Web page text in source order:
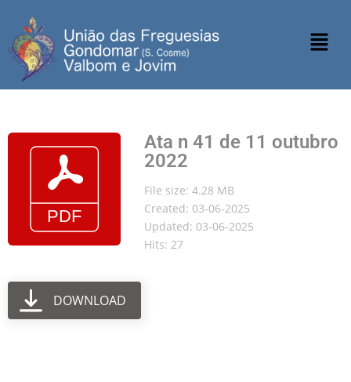
Ata n 41 de 11 outubro
2022
File size: 4.28 MB
Created: 03-06-2025
Updated: 03-06-2025
Hits: 27
DOWNLOAD